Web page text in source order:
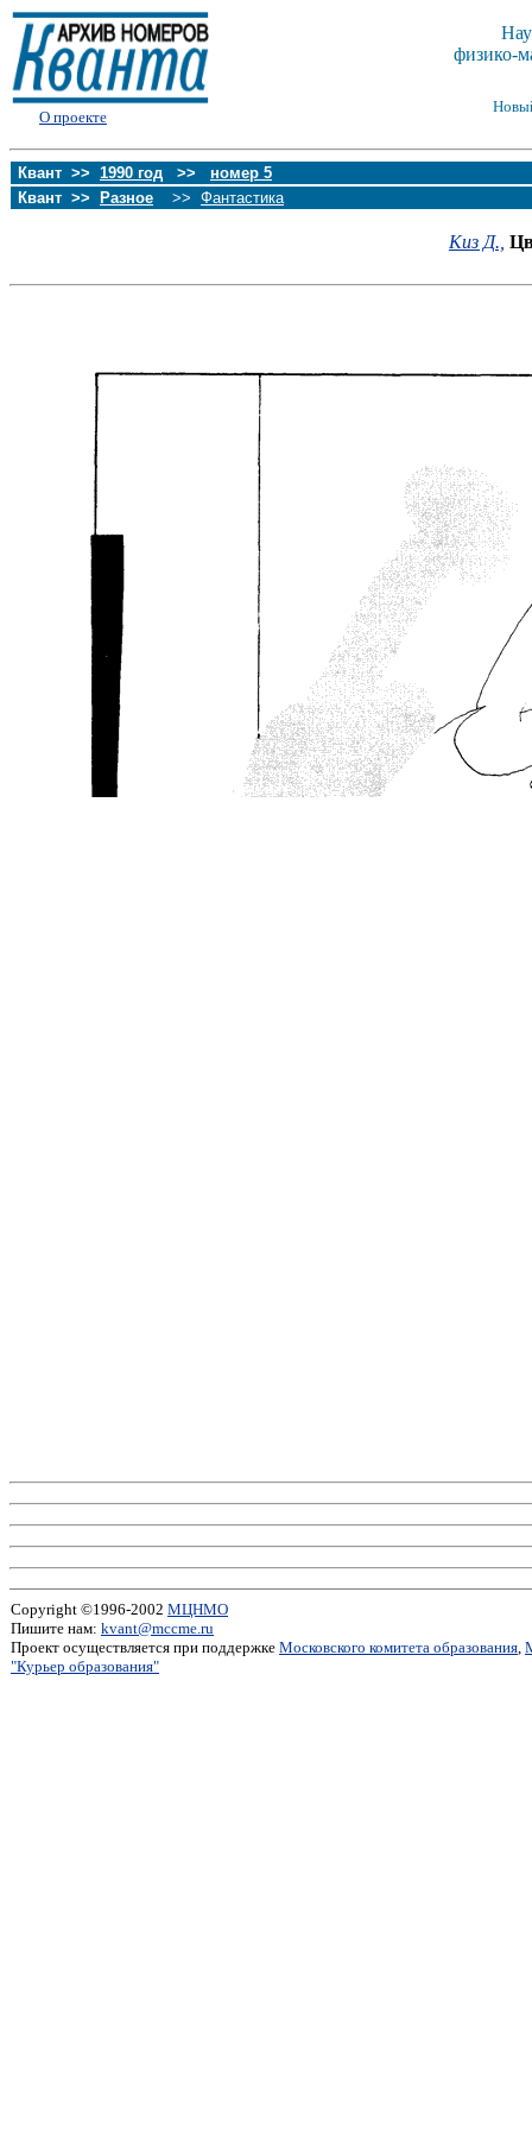
О проекте
физико-
Квант >> 1990 год >> номер 5
Квант >>
Разное >> Фантастика
Киз Д.,
Copyright ©1996-2002 МЦНМО
Пишите нам: kvant@mccme.ru
Проект осуществляется при поддержке Московского комитета образования,
"Курьер образования"